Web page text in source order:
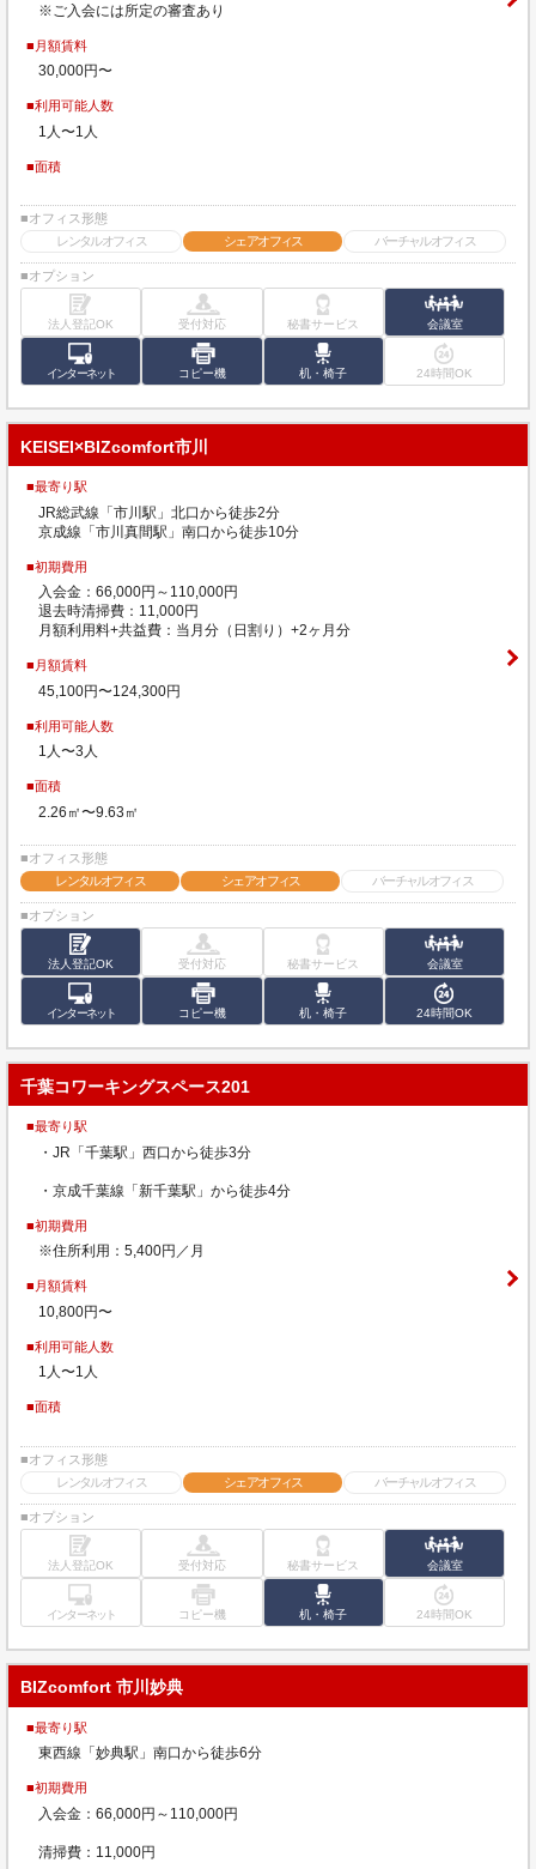
※ご入会には所定の審査あり
■月額賃料
30,000円〜
■利用可能人数
1人〜1人
■面積
■オフィス形態
レンタルオフィス
シェアオフィス バーチャルオフィス
■オプション
法人登記OK 受付対応 秘書サービス 会議室
インターネット コピー機 机・椅子 24時間OK
KEISEI×BIZcomfort市川
■最寄り駅
JR総武線「市川駅」北口から徒歩2分
京成線「市川真間駅」南口から徒歩10分
■初期費用
入会金：66,000円～110,000円
退去時清掃費：11,000円
月額利用料+共益費：当月分（日割り）+2ヶ月分
■月額賃料
45,100円〜124,300円
■利用可能人数
1人〜3人
■面積
2.26㎡〜9.63㎡
■オフィス形態
レンタルオフィス
シェアオフィス バーチャルオフィス
■オプション
法人登記OK 受付対応 秘書サービス 会議室
インターネット コピー機 机・椅子 24時間OK
千葉コワーキングスペース201
■最寄り駅
・JR「千葉駅」西口から徒歩3分
・京成千葉線「新千葉駅」から徒歩4分
■初期費用
※住所利用：5,400円／月
■月額賃料
10,800円〜
■利用可能人数
1人〜1人
■面積
■オフィス形態
レンタルオフィス
シェアオフィス バーチャルオフィス
■オプション
法人登記OK 受付対応 秘書サービス 会議室
インターネット コピー機 机・椅子 24時間OK
BIZcomfort 市川妙典
■最寄り駅
東西線「妙典駅」南口から徒歩6分
■初期費用
入会金：66,000円～110,000円
清掃費：11,000円